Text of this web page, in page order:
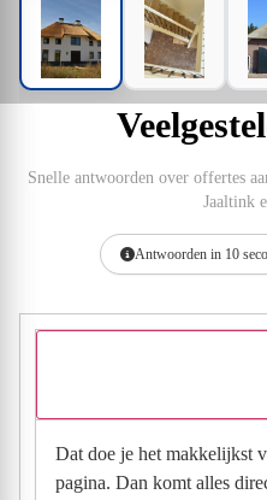
Snelle antwoorden over offertes
Jaaltink
Antwoorden in 10
Dat doe je het makkelijkst
pagina. Dan komt alles